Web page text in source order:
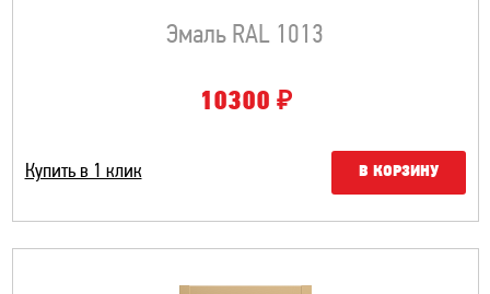
Эмаль RAL 1013
10300 ₽
Купить в 1 клик В КОРЗИНУ